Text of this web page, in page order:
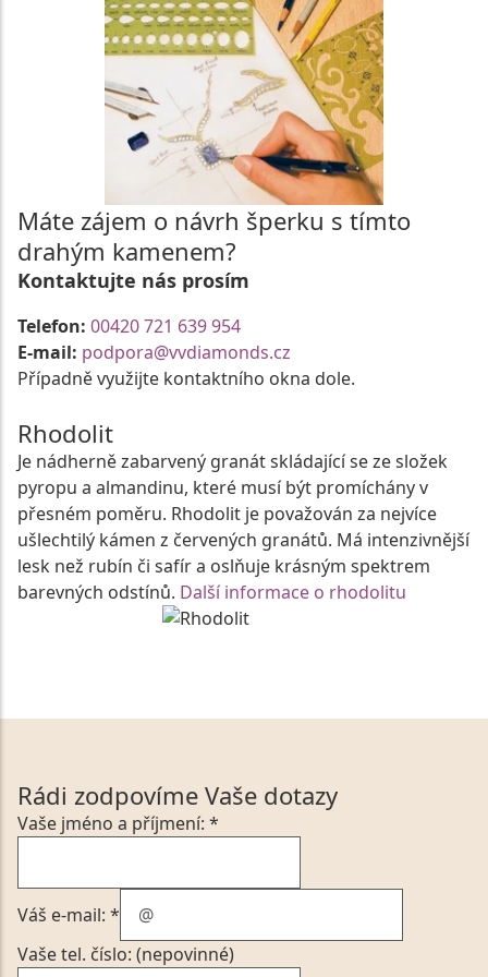
Máte zájem o návrh šperku s tímto
drahým kamenem?
Kontaktujte nás prosím
Telefon: 00420 721 639 954
E-mail: podpora@vvdiamonds.cz
Případně využijte kontaktního okna dole.
Rhodolit
Je nádherně zabarvený granát skládající se ze složek
pyropu a almandinu, které musí být promíchány v
přesném poměru. Rhodolit je považován za nejvíce
ušlechtilý kámen z červených granátů. Má intenzivnější
lesk než rubín či safír a oslňuje krásným spektrem
barevných odstínů. Další informace o rhodolitu
Rádi zodpovíme Vaše dotazy
Vaše jméno a příjmení: *
Váš e-mail: *
Vaše tel. číslo: (nepovinné)